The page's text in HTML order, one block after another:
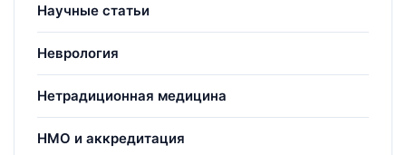
Научные статьи
Неврология
Нетрадиционная медицина
НМО и аккредитация